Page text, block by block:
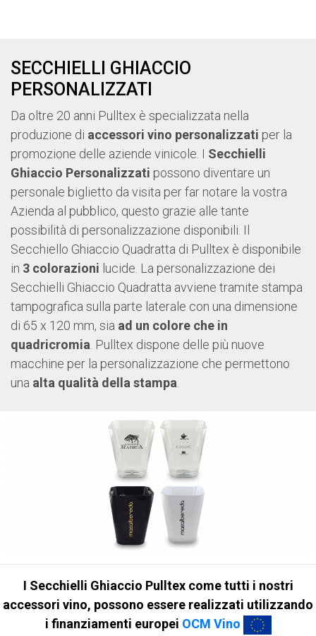
SECCHIELLI GHIACCIO
PERSONALIZZATI
Da oltre 20 anni Pulltex è specializzata nella
produzione di accessori vino personalizzati per la
promozione delle aziende vinicole. I Secchielli
Ghiaccio Personalizzati possono diventare un
personale biglietto da visita per far notare la vostra
Azienda al pubblico, questo grazie alle tante
possibilità di personalizzazione disponibili. Il
Secchiello Ghiaccio Quadratta di Pulltex è disponibile
in 3 colorazioni lucide. La personalizzazione dei
Secchielli Ghiaccio Quadratta avviene tramite stampa
tampografica sulla parte laterale con una dimensione
di 65 x 120 mm, sia ad un colore che in
quadricromia . Pulltex dispone delle più nuove
macchine per la personalizzazione che permettono
una alta qualità della stampa
I Secchielli Ghiaccio Pulltex come tutti i nostri
accessori vino, possono essere realizzati utilizzando
i finanziamenti europei OCM Vino